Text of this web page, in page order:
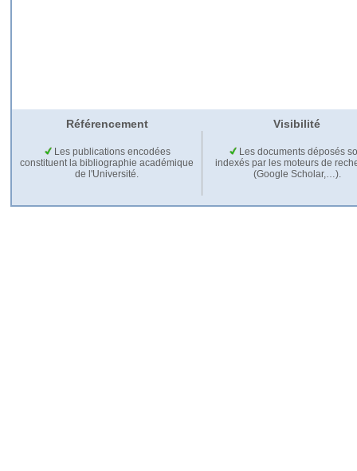
Référencement Visibilité
Les publications encodées
constituent la bibliographie académique
de l'Université.
Les documents déposés
indexés par les moteurs de
(Google Scholar,…).